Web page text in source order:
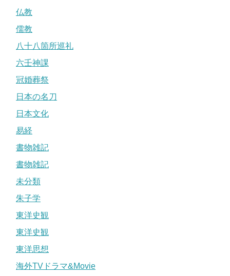
仏教
儒教
八十八箇所巡礼
六壬神課
冠婚葬祭
日本の名刀
日本文化
易経
書物雑記
書物雑記
未分類
朱子学
東洋史観
東洋史観
東洋思想
海外TVドラマ&Movie